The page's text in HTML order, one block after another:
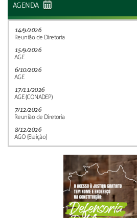
AGENDA
14/9/2026
Reunião de Diretoria
15/9/2026
AGE
6/10/2026
AGE
17/11/2026
AGE (CONADEP)
7/12/2026
Reunião de Diretoria
8/12/2026
AGO (Eleição)